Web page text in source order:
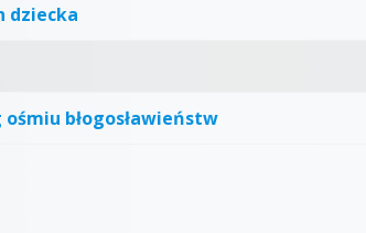
dziecka
błogosławieństw